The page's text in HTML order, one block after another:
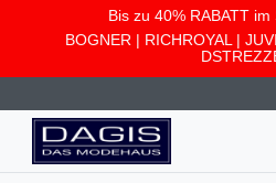
Bis zu 40% RABATT
BOGNER | RICHROYAL |